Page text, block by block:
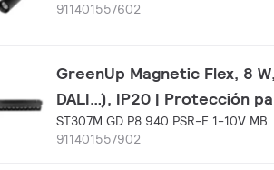
911401557602
GreenUp Magnetic Flex, 8
DALI…), IP20 | Protección
ST307M GD P8 940 PSR-E 1-10V MB
911401557902